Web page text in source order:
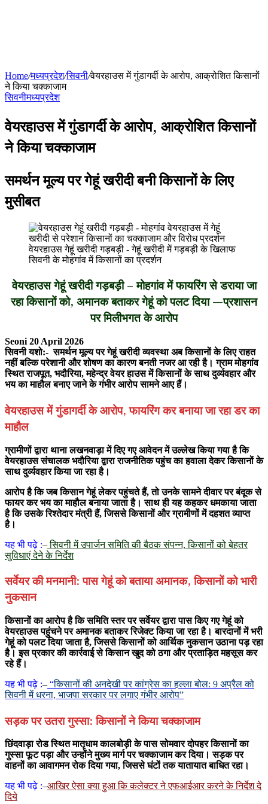
Home/मध्यप्रदेश/सिवनी/वेयरहाउस में गुंडागर्दी के आरोप, आक्रोशित किसानों
ने किया चक्काजाम
सिवनीमध्यप्रदेश
वेयरहाउस में गुंडागर्दी के आरोप, आक्रोशित किसानों
ने किया चक्काजाम
समर्थन मूल्य पर गेहूं खरीदी बनी किसानों के लिए
मुसीबत
वेयरहाउस गेहूं खरीदी गड़बड़ी - गेहूं खरीदी में गड़बड़ी के खिलाफ
सिवनी के मोहगांव में किसानों का प्रदर्शन
वेयरहाउस गेहूं खरीदी गड़बड़ी – मोहगांव में फायरिंग से डराया जा
रहा किसानों को, अमानक बताकर गेहूं को पलट दिया —प्रशासन
पर मिलीभगत के आरोप
Seoni 20 April 2026
सिवनी यशो:- समर्थन मूल्य पर गेहूं खरीदी व्यवस्था अब किसानों के लिए राहत
नहीं बल्कि परेशानी और शोषण का कारण बनती नजर आ रही है। ग्राम मोहगांव
स्थित राजपूत, भदौरिया, महेन्द्र वेयर हाउस में किसानों के साथ दुर्व्यवहार और
भय का माहौल बनाए जाने के गंभीर आरोप सामने आए हैं।
वेयरहाउस में गुंडागर्दी के आरोप, फायरिंग कर बनाया जा रहा डर का
माहौल
ग्रामीणों द्वारा थाना लखनवाड़ा में दिए गए आवेदन में उल्लेख किया गया है कि
वेयरहाउस संचालक भदौरिया द्वारा राजनीतिक पहुंच का हवाला देकर किसानों के
साथ दुर्व्यवहार किया जा रहा है।
आरोप है कि जब किसान गेहूं लेकर पहुंचते हैं, तो उनके सामने दीवार पर बंदूक से
फायर कर भय का माहौल बनाया जाता है। साथ ही यह कहकर धमकाया जाता
है कि उसके रिश्तेदार मंत्री हैं, जिससे किसानों और ग्रामीणों में दहशत व्याप्त
है।
यह भी पढ़े :–सिवनी में उपार्जन समिति की बैठक संपन्न, किसानों को बेहतर
सुविधाएं देने के निर्देश
सर्वेयर की मनमानी: पास गेहूं को बताया अमानक, किसानों को भारी
नुकसान
किसानों का आरोप है कि समिति स्तर पर सर्वेयर द्वारा पास किए गए गेहूं को
वेयरहाउस पहुंचने पर अमानक बताकर रिजेक्ट किया जा रहा है। बारदानों में भरी
गेहूं को पलट दिया जाता है, जिससे किसानों को आर्थिक नुकसान उठाना पड़ रहा
है। इस प्रकार की कार्रवाई से किसान खुद को ठगा और प्रताड़ित महसूस कर
रहे हैं।
यह भी पढ़े :– “किसानों की अनदेखी पर कांग्रेस का हल्ला बोल: 9 अप्रैल को
सिवनी में धरना, भाजपा सरकार पर लगाए गंभीर आरोप”
सड़क पर उतरा गुस्सा: किसानों ने किया चक्काजाम
छिंदवाड़ा रोड स्थित मातृधाम कालबोड़ी के पास सोमवार दोपहर किसानों का
गुस्सा फूट पड़ा और उन्होंने मुख्य मार्ग पर चक्काजाम कर दिया। सड़क पर
वाहनों का आवागमन रोक दिया गया, जिससे घंटों तक यातायात बाधित रहा।
यह भी पढ़े :–आखिर ऐसा क्या हुआ कि कलेक्टर ने एफआईआर करने के निर्देश दे
दिये